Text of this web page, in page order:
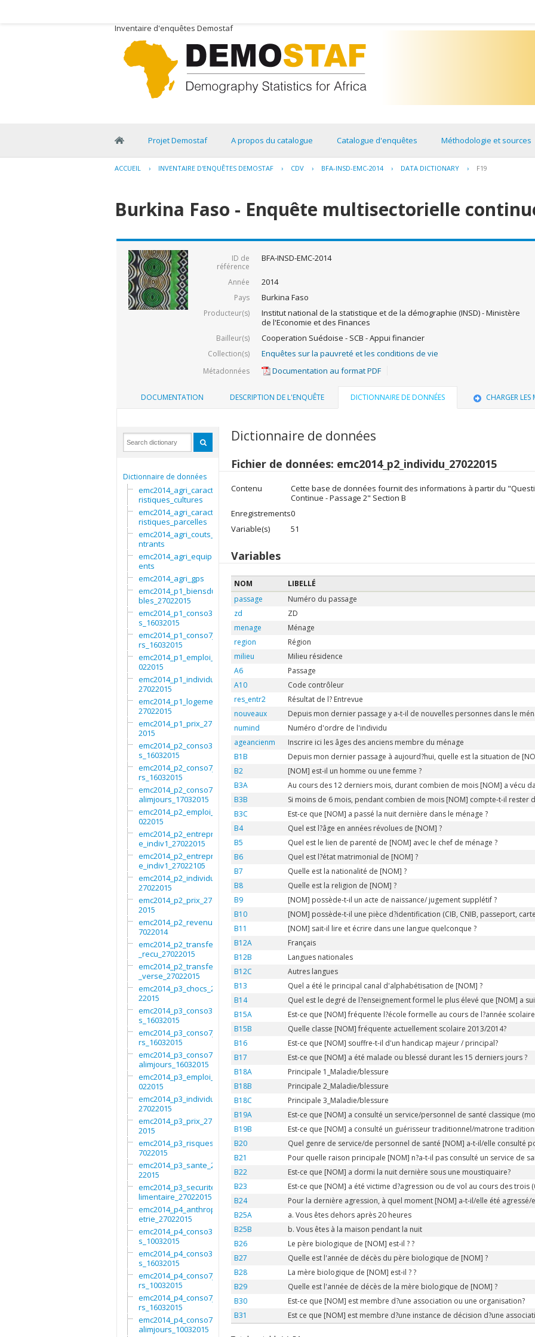
Inventaire d'enquêtes Demostaf
Projet Demostaf A propos du catalogue Catalogue d'enquêtes Méthodologie et sources
ACCUEIL › INVENTAIRE D'ENQUÊTES DEMOSTAF › CDV › BFA-INSD-EMC-2014 › DATA DICTIONARY › F19
Burkina Faso - Enquête multisectorielle
ID de
référence
BFA-INSD-EMC-2014
Année 2014
Pays Burkina Faso
Producteur(s)
Institut national de la statistique et de la démographie (INSD) - Ministère
de l'Economie et des Finances
Bailleur(s) Cooperation Suédoise - SCB - Appui financier
Collection(s) Enquêtes sur la pauvreté et les conditions de vie
Métadonnées Documentation au format PDF
DOCUMENTATION DESCRIPTION DE L'ENQUÊTE DICTIONNAIRE DE DONNÉES CHARGER
Dictionnaire de données
emc2014_agri_caracte
ristiques_cultures
emc2014_agri_caracte
ristiques_parcelles
emc2014_agri_couts_i
ntrants
emc2014_agri_equipem
ents
emc2014_agri_gps
emc2014_p1_biensdura
bles_27022015
emc2014_p1_conso3moi
s_16032015
emc2014_p1_conso7jou
rs_16032015
emc2014_p1_emploi_27
022015
emc2014_p1_individu_
27022015
emc2014_p1_logement_
27022015
emc2014_p1_prix_2702
2015
emc2014_p2_conso3moi
s_16032015
emc2014_p2_conso7jou
rs_16032015
emc2014_p2_conso7non
alimjours_17032015
emc2014_p2_emploi_27
022015
emc2014_p2_entrepris
e_indiv1_27022015
emc2014_p2_entrepris
e_indiv1_27022105
emc2014_p2_individu_
27022015
emc2014_p2_prix_2702
2015
emc2014_p2_revenus_2
7022014
emc2014_p2_transfert
_recu_27022015
emc2014_p2_transfert
_verse_27022015
emc2014_p3_chocs_270
22015
emc2014_p3_conso3moi
s_16032015
emc2014_p3_conso7jou
rs_16032015
emc2014_p3_conso7non
alimjours_16032015
emc2014_p3_emploi_27
022015
emc2014_p3_individu_
27022015
emc2014_p3_prix_2702
2015
emc2014_p3_risques_2
7022015
emc2014_p3_sante_270
22015
emc2014_p3_securitea
limentaire_27022015
emc2014_p4_anthropom
etrie_27022015
emc2014_p4_conso3moi
s_10032015
emc2014_p4_conso3moi
s_16032015
emc2014_p4_conso7jou
rs_10032015
emc2014_p4_conso7jou
rs_16032015
emc2014_p4_conso7non
alimjours_10032015
Dictionnaire de données
Fichier de données: emc2014_p2_individu_27022015
Contenu
Cette base de données fournit des informations à partir du
Continue - Passage 2" Section B
Enregistrements0
Variable(s)
51
Variables
NOM LIBELLÉ
passage
Numéro du passage
zd
ZD
menage
Ménage
region
Région
milieu
Milieu résidence
A6
Passage
A10
Code contrôleur
res_entr2
Résultat de l? Entrevue
nouveaux
Depuis mon dernier passage y a-t-il de nouvelles personnes dans le
numind
Numéro d'ordre de l'individu
ageancienm
Inscrire ici les âges des anciens membre du ménage
B1B
Depuis mon dernier passage à aujourd?hui, quelle est la situation de
B2
[NOM] est-il un homme ou une femme ?
B3A
Au cours des 12 derniers mois, durant combien de mois [NOM] a vécu
B3B
Si moins de 6 mois, pendant combien de mois [NOM] compte-t-il rester
B3C
Est-ce que [NOM] a passé la nuit dernière dans le ménage ?
B4
Quel est l?âge en années révolues de [NOM] ?
B5
Quel est le lien de parenté de [NOM] avec le chef de ménage ?
B6
Quel est l?état matrimonial de [NOM] ?
B7
Quelle est la nationalité de [NOM] ?
B8
Quelle est la religion de [NOM] ?
B9
[NOM] possède-t-il un acte de naissance/ jugement supplétif ?
B10
[NOM] possède-t-il une pièce d?identification (CIB, CNIB, passeport,
B11
[NOM] sait-il lire et écrire dans une langue quelconque ?
B12A
Français
B12B
Langues nationales
B12C
Autres langues
B13
Quel a été le principal canal d'alphabétisation de [NOM] ?
B14
Quel est le degré de l?enseignement formel le plus élevé que [NOM] a
B15A
Est-ce que [NOM] fréquente l?école formelle au cours de l?année
B15B
Quelle classe [NOM] fréquente actuellement scolaire 2013/2014?
B16
Est-ce que [NOM] souffre-t-il d'un handicap majeur / principal?
B17
Est-ce que [NOM] a été malade ou blessé durant les 15 derniers jours ?
B18A
Principale 1_Maladie/blessure
B18B
Principale 2_Maladie/blessure
B18C
Principale 3_Maladie/blessure
B19A
Est-ce que [NOM] a consulté un service/personnel de santé classique
B19B
Est-ce que [NOM] a consulté un guérisseur traditionnel/matrone
B20
Quel genre de service/de personnel de santé [NOM] a-t-il/elle consulté
B21
Pour quelle raison principale [NOM] n?a-t-il pas consulté un service de
B22
Est-ce que [NOM] a dormi la nuit dernière sous une moustiquaire?
B23
Est-ce que [NOM] a été victime d?agression ou de vol au cours des trois
B24
Pour la dernière agression, à quel moment [NOM] a-t-il/elle été agressé/
B25A
a. Vous êtes dehors après 20 heures
B25B
b. Vous êtes à la maison pendant la nuit
B26
Le père biologique de [NOM] est-il ? ?
B27
Quelle est l'année de décès du père biologique de [NOM] ?
B28
La mère biologique de [NOM] est-il ? ?
B29
Quelle est l'année de décès de la mère biologique de [NOM] ?
B30
Est-ce que [NOM] est membre d?une association ou une organisation?
B31
Est ce que [NOM] est membre d?une instance de décision d?une